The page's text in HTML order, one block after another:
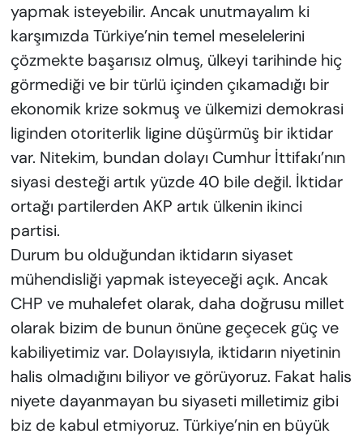
yapmak isteyebilir. Ancak unutmayalım ki
karşımızda Türkiye’nin temel meselelerini
çözmekte başarısız olmuş, ülkeyi tarihinde hiç
görmediği ve bir türlü içinden çıkamadığı bir
ekonomik krize sokmuş ve ülkemizi demokrasi
liginden otoriterlik ligine düşürmüş bir iktidar
var. Nitekim, bundan dolayı Cumhur İttifakı’nın
siyasi desteği artık yüzde 40 bile değil. İktidar
ortağı partilerden AKP artık ülkenin ikinci
partisi.
Durum bu olduğundan iktidarın siyaset
mühendisliği yapmak isteyeceği açık. Ancak
CHP ve muhalefet olarak, daha doğrusu millet
olarak bizim de bunun önüne geçecek güç ve
kabiliyetimiz var. Dolayısıyla, iktidarın niyetinin
halis olmadığını biliyor ve görüyoruz. Fakat halis
niyete dayanmayan bu siyaseti milletimiz gibi
biz de kabul etmiyoruz. Türkiye’nin en büyük